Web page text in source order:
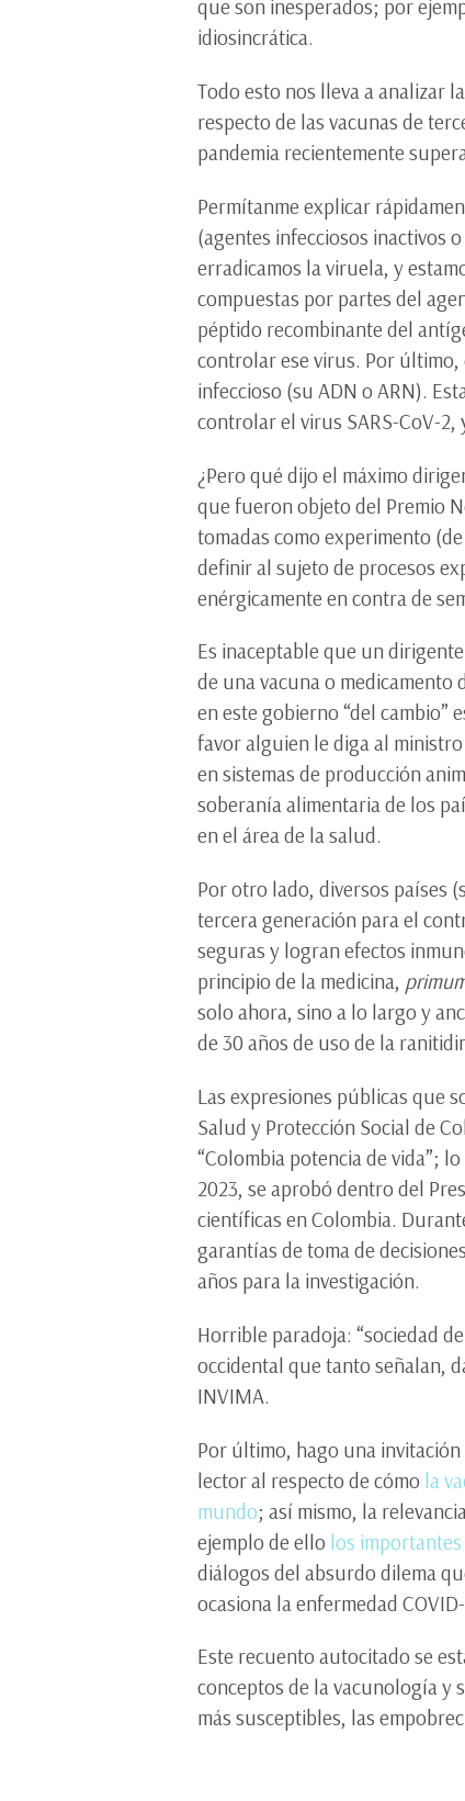
que son inesperados; por
idiosincrática.
Todo esto nos lleva a analizar
respecto de las vacunas de
pandemia recientemente
Permítanme explicar
(agentes infecciosos inactivos
erradicamos la viruela, y
compuestas por partes del
péptido recombinante del
controlar ese virus. Por último,
infeccioso (su ADN o ARN).
controlar el virus SARS-CoV-
¿Pero qué dijo el máximo
que fueron objeto del Premio
tomadas como experimento
definir al sujeto de procesos
enérgicamente en contra de
Es inaceptable que un
de una vacuna o
en este gobierno “del cambio”
favor alguien le diga al
en sistemas de producción
soberanía alimentaria de los
en el área de la salud.
Por otro lado, diversos países
tercera generación para el
seguras y logran efectos
principio de la medicina,
solo ahora, sino a lo largo y
de 30 años de uso de la
Las expresiones públicas que
Salud y Protección Social de
“Colombia potencia de vida”;
2023, se aprobó dentro del
científicas en Colombia.
garantías de toma de
años para la investigación.
Horrible paradoja: “sociedad
occidental que tanto señalan,
INVIMA.
Por último, hago una
lector al respecto de cómo la
mundo; así mismo, la
ejemplo de ello los
diálogos del absurdo dilema
ocasiona la enfermedad COVID-
Este recuento autocitado se
conceptos de la vacunología y
más susceptibles, las